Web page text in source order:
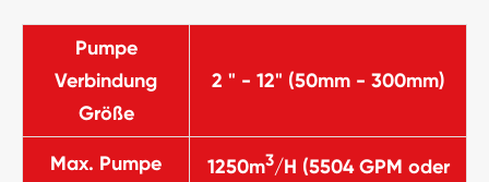
Pumpe
Verbindung
Größe
2 " - 12" (50mm - 300mm)
Max. Pumpe
1250m3/H (5504 GPM oder